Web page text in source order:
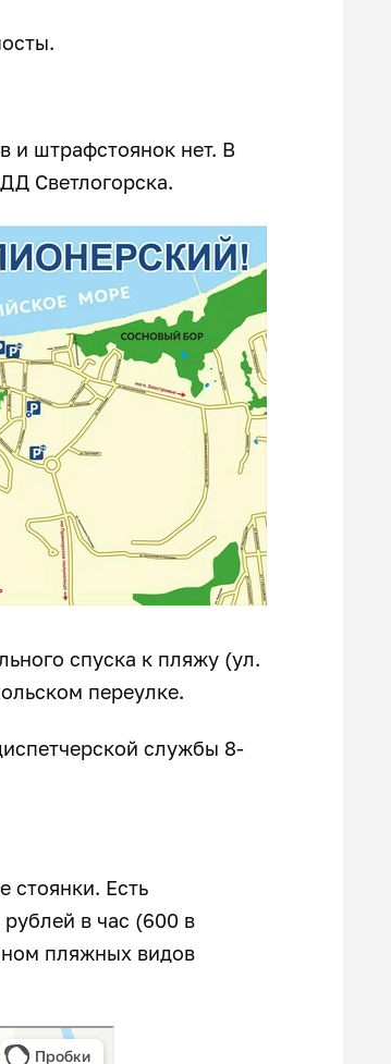
и штрафстоянок нет. В
Светлогорска.
спуска к пляжу (ул.
переулке.
службы 8-
стоянки. Есть
в час (600 в
пляжных видов